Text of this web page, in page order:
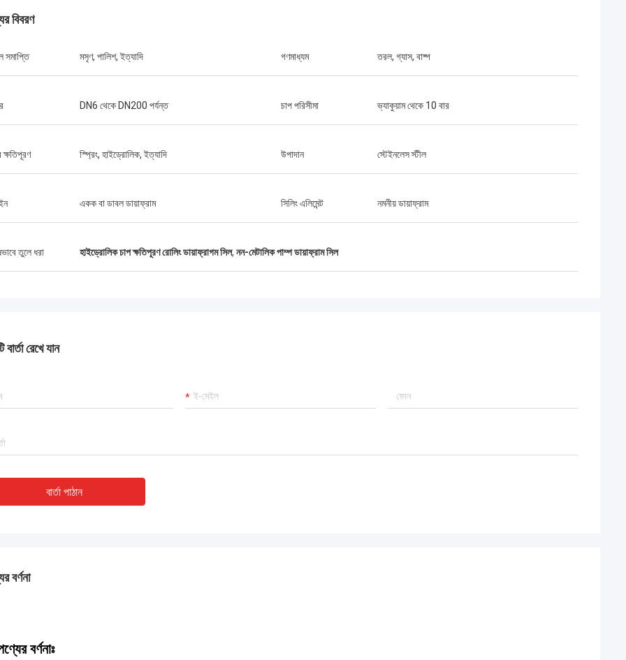
লিন্ডা.এম
হংকমের সাথে সহযোগিতা করার পর থেকে, তাদের
বিবরণ
সমাপ্তি মসৃণ, পালিশ, ইত্যাদি গণমাধ্যম তরল, গ্যাস, বাষ্প
DN6 থেকে DN200 পর্যন্ত চাপ পরিসীমা ভ্যাকুয়াম থেকে 10 বার
ক্ষতিপূরণ স্প্রিং, হাইড্রোলিক, ইত্যাদি উপাদান স্টেইনলেস স্টীল
একক বা ডাবল ডায়াফ্রাম সিলিং এলিমেন্ট নমনীয় ডায়াফ্রাম
তুলে ধরা হাইড্রোলিক চাপ ক্ষতিপূরণ রোলিং ডায়াফ্রাগম সিল, নন-মেটালিক পাম্প ডায়াফ্রাম সিল
বার্তা রেখে যান
বার্তা পাঠান
বর্ণনা
বর্ণনাঃ